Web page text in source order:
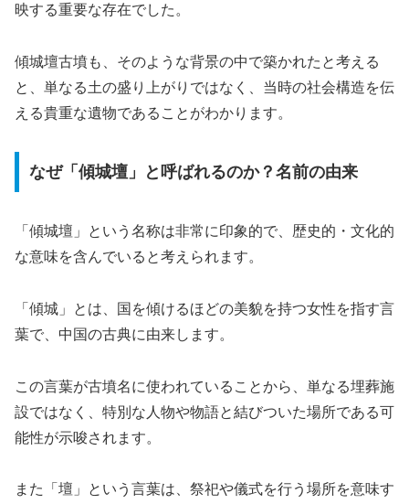
映する重要な存在でした。
傾城壇古墳も、そのような背景の中で築かれたと考える
と、単なる土の盛り上がりではなく、当時の社会構造を伝
える貴重な遺物であることがわかります。
なぜ「傾城壇」と呼ばれるのか？名前の由来
「傾城壇」という名称は非常に印象的で、歴史的・文化的
な意味を含んでいると考えられます。
「傾城」とは、国を傾けるほどの美貌を持つ女性を指す言
葉で、中国の古典に由来します。
この言葉が古墳名に使われていることから、単なる埋葬施
設ではなく、特別な人物や物語と結びついた場所である可
能性が示唆されます。
また「壇」という言葉は、祭祀や儀式を行う場所を意味す